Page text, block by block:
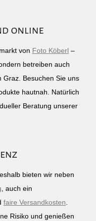
online
von Foto Köberl –
betreiben auch
Besuchen Sie uns
hautnah. Natürlich
Beratung unserer
bieten wir neben
, auch ein
faire Versandkosten
Risiko und genießen